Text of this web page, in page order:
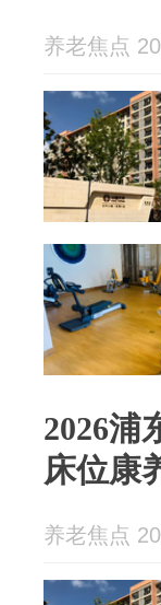
养老焦点
2026浦
床位康
养老焦点